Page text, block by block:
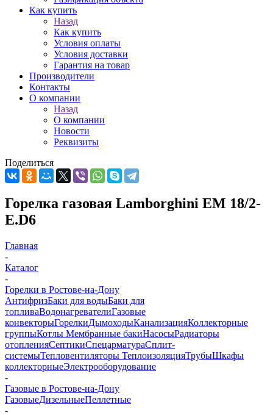
Как купить
Назад
Как купить
Условия оплаты
Условия доставки
Гарантия на товар
Производители
Контакты
О компании
Назад
О компании
Новости
Реквизиты
Поделиться
Горелка газовая Lamborghini EM 18/2-
E.D6
Главная
-
Каталог
-
Горелки в Ростове-на-Дону
АнтифризБаки для водыБаки для
топливаВодонагревателиГазовые
конвекторыГорелкиДымоходыКанализацияКоллекторные
группыКотлы Мембранные бакиНасосыРадиаторы
отопленияСептикиСпецарматураСплит-
системыТепловентиляторы ТеплоизоляцияТрубыШкафы
коллекторныеЭлектрооборудование
-
Газовые в Ростове-на-Дону
ГазовыеДизельныеПеллетные
-